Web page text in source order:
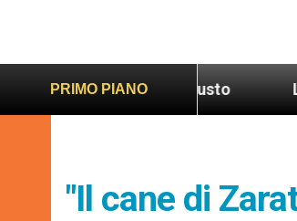
PRIMO PIANO
più sano e giusto LEV:
"Il cane di